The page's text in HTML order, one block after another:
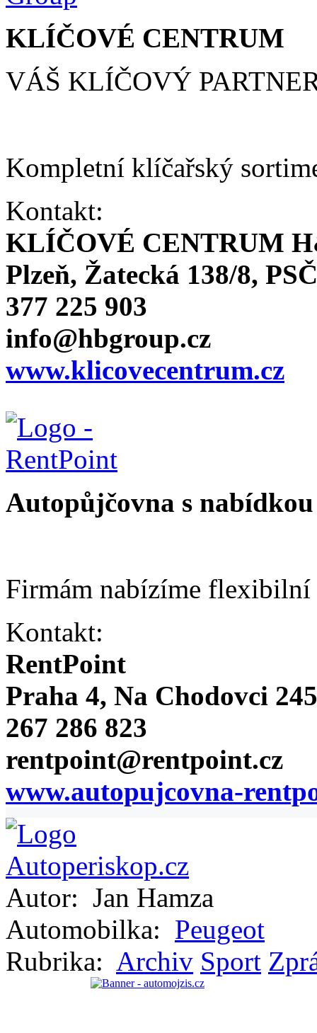
KLÍČOVÉ CENTRUM
VÁŠ KLÍČOVÝ
Kompletní klíčařský
Kontakt:
KLÍČOVÉ CENTRUM
Plzeň, Žatecká 138/8,
377 225 903
info@hbgroup.cz
www.klicovecentrum.cz
Autopůjčovna s
Firmám nabízíme flexibilní
Kontakt:
RentPoint
Praha 4, Na Chodovci
267 286 823
rentpoint@rentpoint.cz
www.autopujcovna-
Autor: Jan Hamza
Automobilka: Peugeot
Rubrika: Archiv Sport